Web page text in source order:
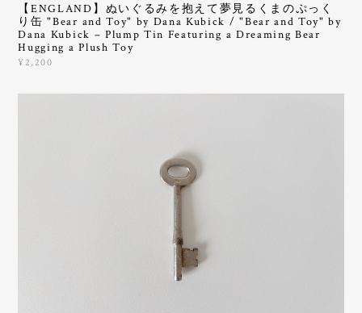
【ENGLAND】ぬいぐるみを抱えて夢見るくまのぷっく
り缶 "Bear and Toy" by Dana Kubick / "Bear and Toy" by
Dana Kubick – Plump Tin Featuring a Dreaming Bear
Hugging a Plush Toy
¥2,200